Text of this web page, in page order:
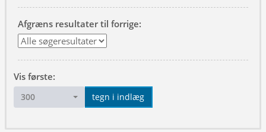
Afgræns resultater til forrige:
Vis første:
300 tegn i indlæg